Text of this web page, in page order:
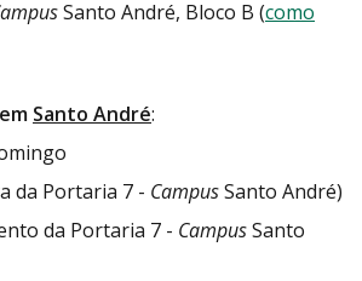
Santo André, Bloco B (como
em Santo André:
da Portaria 7 - CampusSanto André)
da Portaria 7 - CampusSanto